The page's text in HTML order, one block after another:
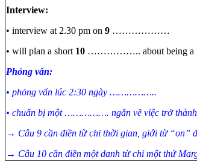
Interview:
• interview at 2.30 pm on 9 ………………
• will plan a short 10 …………….. about being a
Phỏng vấn:
• phỏng vấn lúc 2:30 ngày ……………..
• chuẩn bị một ……………. ngắn về việc trở thành
→ Câu 9 cần điền từ chỉ thời gian, giới từ “on”
→ Câu 10 cần điền một danh từ chỉ một thứ